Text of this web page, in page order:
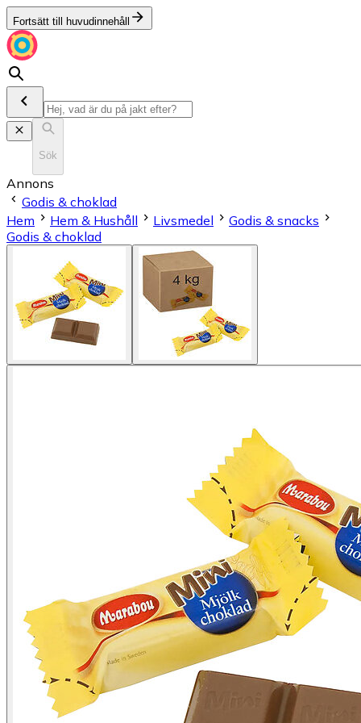
Fortsätt till huvudinnehåll
Sök
Annons
Godis & choklad
Hem
Hem & Hushåll Livsmedel
Godis & snacks
Godis & choklad